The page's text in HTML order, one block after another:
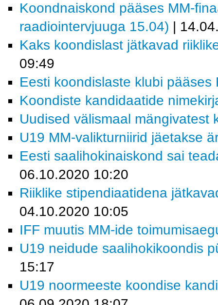
Koondnaiskond pääses MM-
raadiointervjuuga 15.04) |
Kaks koondislast jätkavad
09:49
Eesti koondislaste klubi pääses
Koondiste kandidaatide
Uudised välismaal mängivatest
U19 MM-valikturniirid jäetakse
Eesti saalihokinaiskond sai
06.10.2020 10:20
Riiklike stipendiaatidena
04.10.2020 10:05
IFF muutis MM-ide
U19 neidude saalihokikoondis
15:17
U19 noormeeste koondise